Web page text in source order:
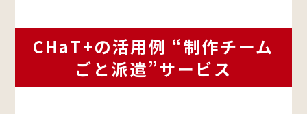
CHaT+の活用例 ​“制作チーム
ごと派遣”サービス